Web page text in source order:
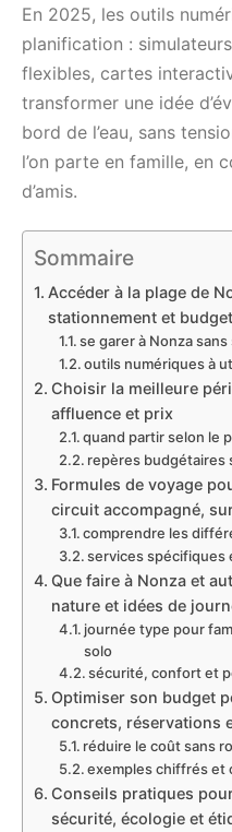
En 2025, les outils
planification :
flexibles, cartes
transformer une idée
bord de l’eau, sans
l’on parte en famille, en
d’amis.
Sommaire
Accéder à la plage de
stationnement et
se garer à Nonza
outils numériques à
Choisir la meilleure
affluence et prix
quand partir selon le
repères budgétaires
Formules de voyage
circuit accompagné,
comprendre les
services spécifiques
Que faire à Nonza et
nature et idées de
journée type pour
solo
sécurité, confort et
Optimiser son budget
concrets, réservations
réduire le coût sans
exemples chiffrés et
Conseils pratiques
sécurité, écologie et